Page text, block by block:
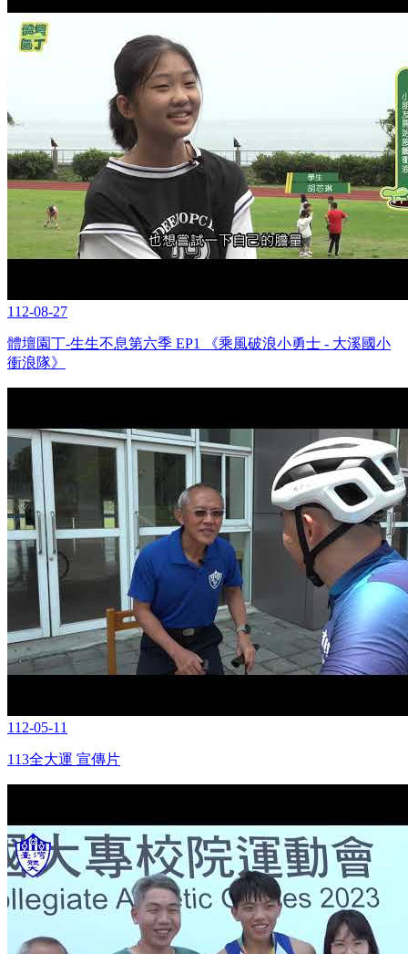
112-08-27
體壇園丁-生生不息第六季 EP1 《乘風破浪小勇士 - 大溪國小
衝浪隊》
112-05-11
113全大運 宣傳片